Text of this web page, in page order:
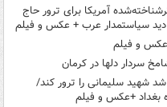
آمریکا برای ترور حاج
سیاستمدار عرب + عکس و فیلم
و فیلم
سردار دلها در کرمان
شهید سلیمانی را ترور کند/
بغداد +عکس و فیلم